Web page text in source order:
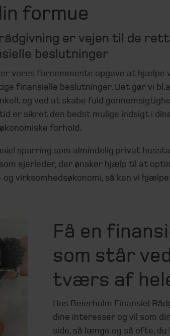
formue
er vejen til de
beslutninger
vores fornemmeste opgave at hjælpe
finansielle beslutninger. Det gør vi
og ved at skabe fuld
er sikret den bedst mulige indsigt i
økonomiske forhold.
sparring som almindelig privat
ejerleder, der ønsker hjælp til at
virksomhedsøkonomi, så kan vi hjælpe
Få en
som står
tværs af
Hos Beierholm Finansiel
dine interesser og vil som
side, så længe og så ofte,